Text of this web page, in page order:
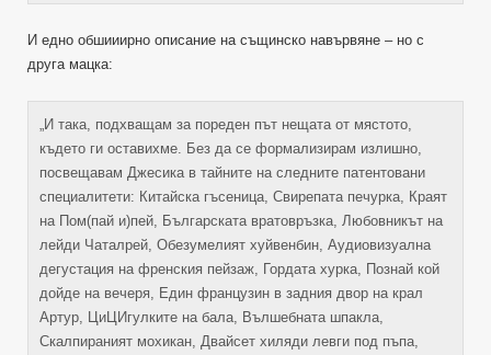
И едно обшииирно описание на същинско навървяне – но с
друга мацка:
„И така, подхващам за пореден път нещата от мястото,
където ги оставихме. Без да се формализирам излишно,
посвещавам Джесика в тайните на следните патентовани
специалитети: Китайска гъсеница, Свирепата печурка, Краят
на Пом(пай и)пей, Българската вратовръзка, Любовникът на
лейди Чаталрей, Обезумелият хуйвенбин, Аудиовизуална
дегустация на френския пейзаж, Гордата хурка, Познай кой
дойде на вечеря, Един французин в задния двор на крал
Артур, ЦиЦИгулките на бала, Вълшебната шпакла,
Скалпираният мохикан, Двайсет хиляди левги под пъпа,